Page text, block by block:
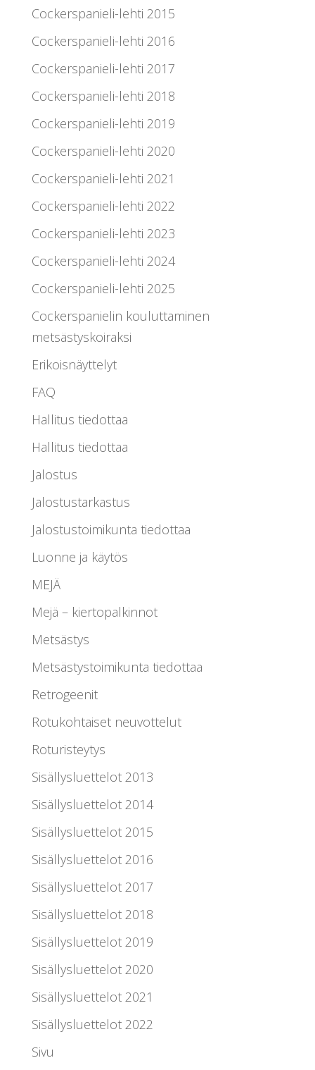
Cockerspanieli-lehti 2015
Cockerspanieli-lehti 2016
Cockerspanieli-lehti 2017
Cockerspanieli-lehti 2018
Cockerspanieli-lehti 2019
Cockerspanieli-lehti 2020
Cockerspanieli-lehti 2021
Cockerspanieli-lehti 2022
Cockerspanieli-lehti 2023
Cockerspanieli-lehti 2024
Cockerspanieli-lehti 2025
Cockerspanielin kouluttaminen
metsästyskoiraksi
Erikoisnäyttelyt
FAQ
Hallitus tiedottaa
Hallitus tiedottaa
Jalostus
Jalostustarkastus
Jalostustoimikunta tiedottaa
Luonne ja käytös
MEJÄ
Mejä – kiertopalkinnot
Metsästys
Metsästystoimikunta tiedottaa
Retrogeenit
Rotukohtaiset neuvottelut
Roturisteytys
Sisällysluettelot 2013
Sisällysluettelot 2014
Sisällysluettelot 2015
Sisällysluettelot 2016
Sisällysluettelot 2017
Sisällysluettelot 2018
Sisällysluettelot 2019
Sisällysluettelot 2020
Sisällysluettelot 2021
Sisällysluettelot 2022
Sivu